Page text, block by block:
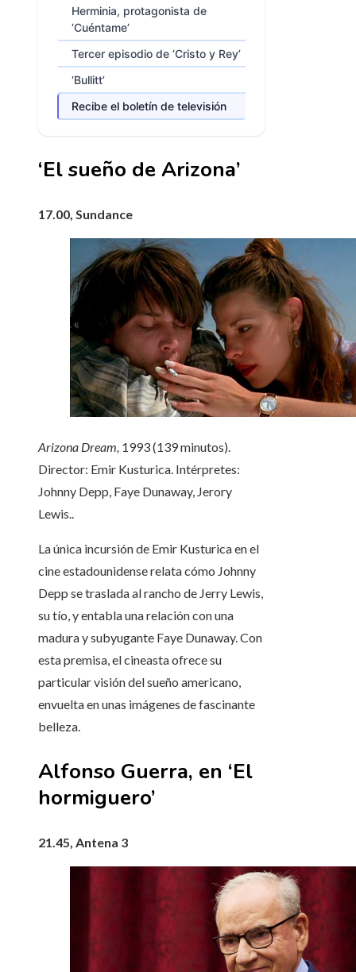
Herminia, protagonista de
‘Cuéntame’
Tercer episodio de ‘Cristo y Rey’
‘Bullitt’
Recibe el boletín de televisión
‘El sueño de Arizona’
17.00, Sundance
Arizona Dream, 1993 (139 minutos).
Director: Emir Kusturica. Intérpretes:
Johnny Depp, Faye Dunaway, Jerory
Lewis..
La única incursión de Emir Kusturica en el
cine estadounidense relata cómo Johnny
Depp se traslada al rancho de Jerry Lewis,
su tío, y entabla una relación con una
madura y subyugante Faye Dunaway. Con
esta premisa, el cineasta ofrece su
particular visión del sueño americano,
envuelta en unas imágenes de fascinante
belleza.
Alfonso Guerra, en ‘El
hormiguero’
21.45, Antena 3